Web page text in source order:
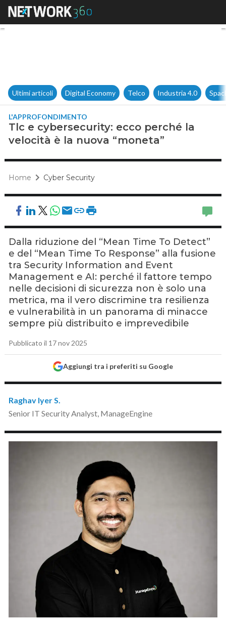
Tlc e cybersecurity: ecco
Ultimi articoli Digital Economy Telco Industria 4.0
L'APPROFONDIMENTO
Tlc e cybersecurity: ecco perché la
velocità è la nuova “moneta”
Home Cyber Security
Dalla riduzione del “Mean Time To Detect”
e del “Mean Time To Response” alla fusione
tra Security Information and Event
Management e AI: perché il fattore tempo
nelle decisioni di sicurezza non è solo una
metrica, ma il vero discrimine tra resilienza
e vulnerabilità in un panorama di minacce
sempre più distribuito e imprevedibile
Pubblicato il 17 nov 2025
Aggiungi tra i preferiti su Google
Raghav Iyer S.
Senior IT Security Analyst, ManageEngine